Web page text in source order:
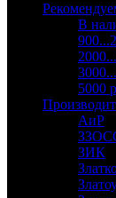
В
5000
АиР
ЗИК